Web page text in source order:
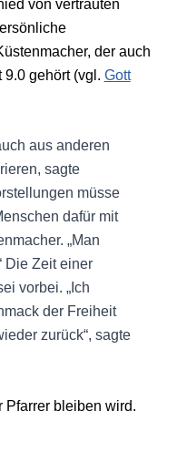
von vertrauten
der auch
9.0 gehört (vgl. Gott
aus anderen
sagte
müsse
dafür mit
„Man
Die Zeit einer
vorbei. „Ich
der Freiheit
zurück“, sagte
Pfarrer bleiben wird.